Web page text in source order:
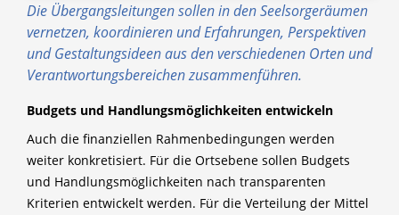
Die Übergangsleitungen sollen in den Seelsorgeräumen
vernetzen, koordinieren und Erfahrungen, Perspektiven
und Gestaltungsideen aus den verschiedenen Orten und
Verantwortungsbereichen zusammenführen.
Budgets und Handlungsmöglichkeiten entwickeln
Auch die finanziellen Rahmenbedingungen werden
weiter konkretisiert. Für die Ortsebene sollen Budgets
und Handlungsmöglichkeiten nach transparenten
Kriterien entwickelt werden. Für die Verteilung der Mittel